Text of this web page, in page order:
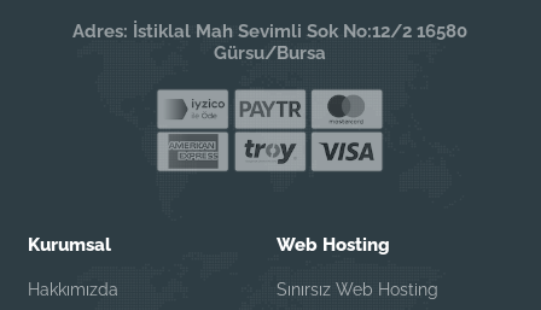
Adres: İstiklal Mah Sevimli Sok No:12/2 16580
Gürsu/Bursa
Kurumsal
Hakkımızda
Web Hosting
Sınırsız Web Hosting